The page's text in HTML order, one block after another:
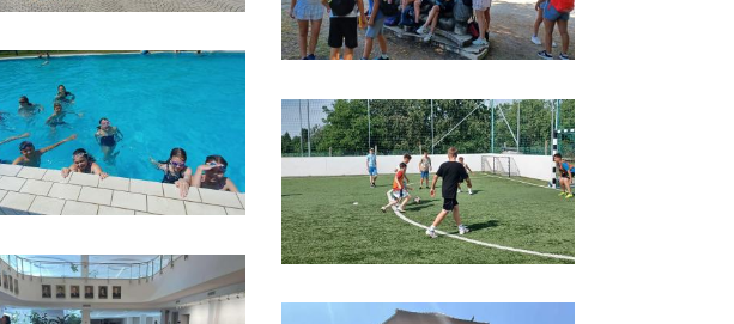
2026. május 28. 10:33
ünnepeltük a
Sport Napját